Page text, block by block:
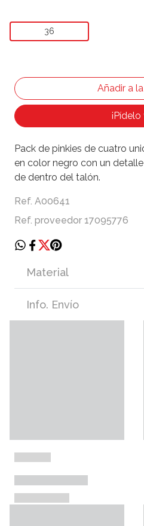
36
¡Pídelo
Pack de pinkies de cuatro
en color negro con un
de dentro del talón.
Ref. A00641
Ref. proveedor 17095776
Material
Info. Envío